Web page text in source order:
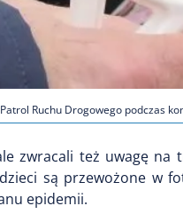
Ruchu Drogowego podczas
zwracali też uwagę na
są przewożone w
epidemii.